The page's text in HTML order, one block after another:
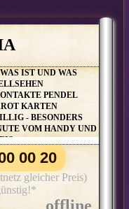
IST UND WAS
PENDEL
KARTEN
- BESONDERS
VOM HANDY UND
00 20
gleicher Preis)